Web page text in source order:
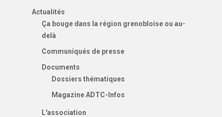
Actualités
Ça bouge dans la région grenobloise ou au-
delà
Communiqués de presse
Documents
Dossiers thématiques
Magazine ADTC-Infos
L'association